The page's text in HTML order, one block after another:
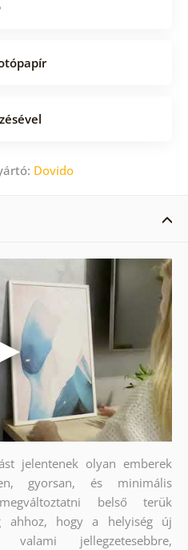
Dovido
jelentenek olyan emberek
gyorsan, és minimális
belső terük
ahhoz, hogy a helyiség új
jellegzetesebbre,